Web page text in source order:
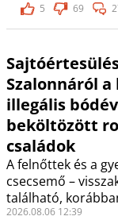
5
69
Szalonnáról a
illegális
beköltözött
családok
A felnőttek és a
csecsemő –
található,
2026.08.06 12:39